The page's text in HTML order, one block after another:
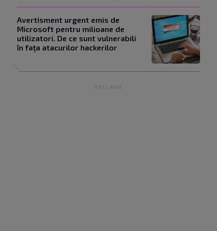
Avertisment urgent emis de
Microsoft pentru milioane de
utilizatori. De ce sunt vulnerabili
în fața atacurilor hackerilor
RECLAMĂ